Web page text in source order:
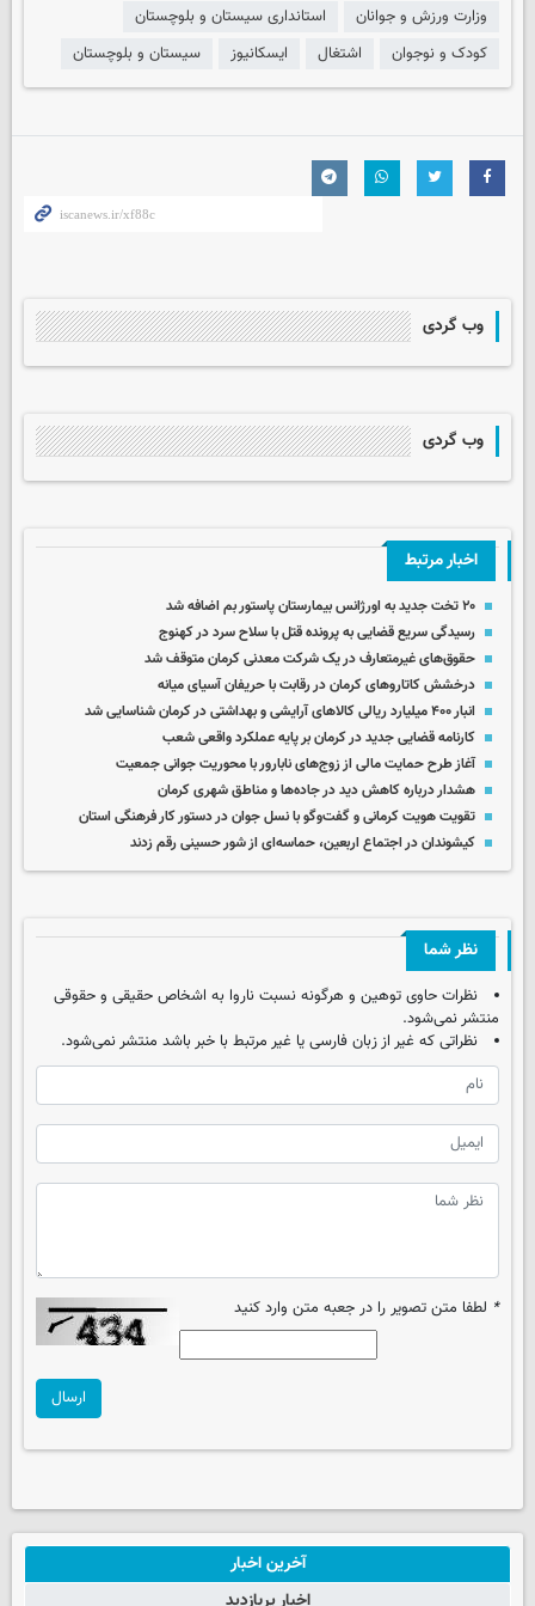
وزارت ورزش و جوانان
استانداری سیستان و بلوچستان
کودک و نوجوان
اشتغال ایسکانیوز سیستان و بلوچستان
وب گردی
وب گردی
اخبار مرتبط
۲۰ تخت جدید به اورژانس بیمارستان پاستور بم اضافه شد
رسیدگی سریع قضایی به پرونده قتل با سلاح سرد در کهنوج
حقوق‌های غیرمتعارف در یک شرکت معدنی کرمان متوقف شد
درخشش کاتاروهای کرمان در رقابت با حریفان آسیای میانه
انبار ۴۰۰ میلیارد ریالی کالاهای آرایشی و بهداشتی در کرمان شناسایی شد
کارنامه قضایی جدید در کرمان بر پایه عملکرد واقعی شعب
آغاز طرح حمایت مالی از زوج‌های نابارور با محوریت جوانی جمعیت
هشدار درباره کاهش دید در جاده‌ها و مناطق شهری کرمان
تقویت هویت کرمانی و گفت‌وگو با نسل جوان در دستور کار فرهنگی استان
کیشوندان در اجتماع اربعین، حماسه‌ای از شور حسینی رقم زدند
نظر شما
نظرات حاوی توهین و هرگونه نسبت ناروا به اشخاص حقیقی و حقوقی
منتشر نمی‌شود.
نظراتی که غیر از زبان فارسی یا غیر مرتبط با خبر باشد منتشر نمی‌شود.
* لطفا متن تصویر را در جعبه متن وارد کنید
ارسال
آخرین اخبار